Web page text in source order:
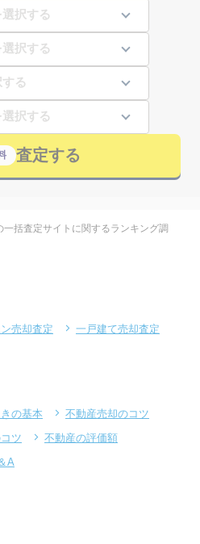
査定する
括査定サイトに関するランキング調
売却査定
一戸建て売却査定
の基本
不動産売却のコツ
ツ
不動産の評価額
A